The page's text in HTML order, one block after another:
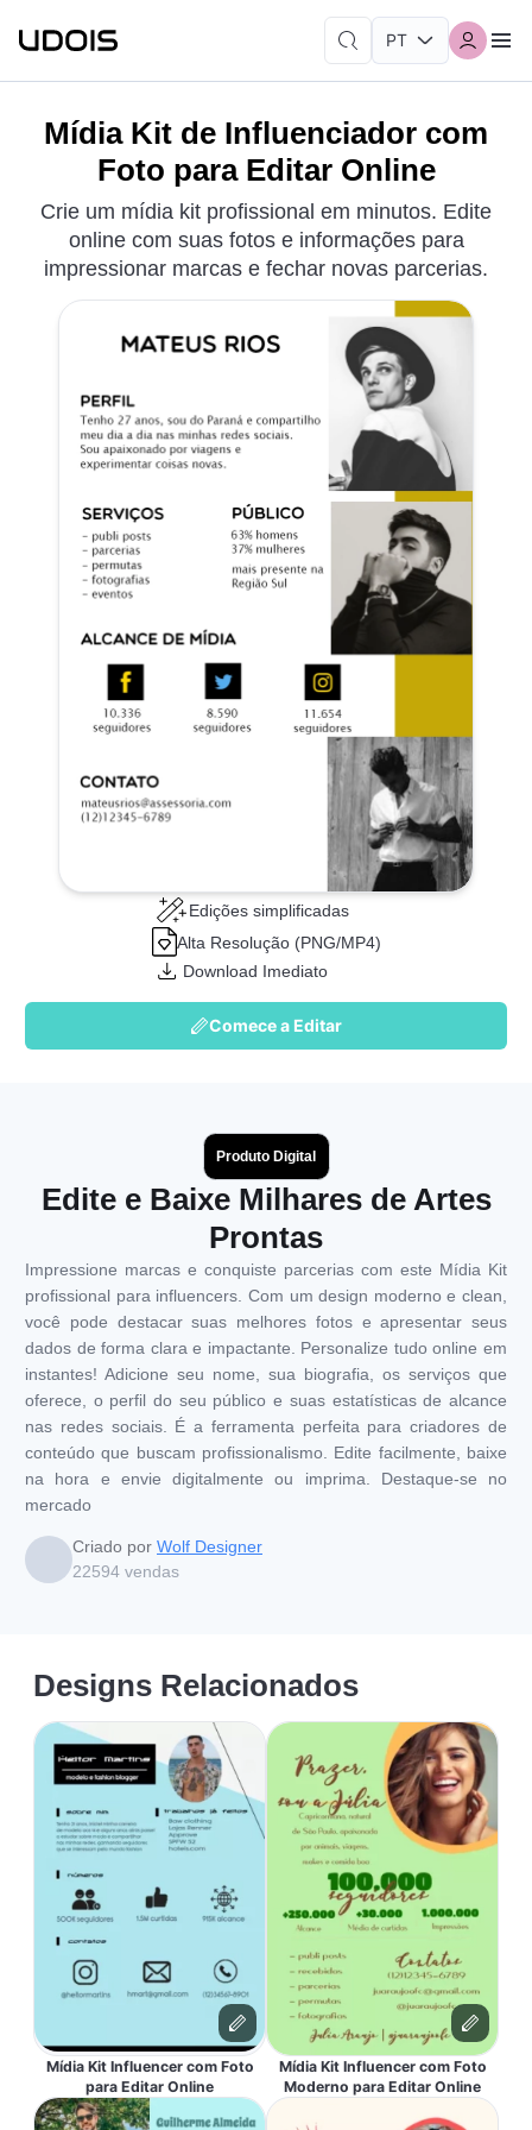
Mídia Kit de Influenciador com
Foto para Editar Online
Crie um mídia kit profissional em minutos. Edite
online com suas fotos e informações para
impressionar marcas e fechar novas parcerias.
Edições simplificadas
Alta Resolução (PNG/MP4)
Download Imediato
Comece a Editar
Produto Digital
Edite e Baixe Milhares de Artes
Prontas
Impressione marcas e conquiste parcerias com este Mídia Kit
profissional para influencers. Com um design moderno e clean,
você pode destacar suas melhores fotos e apresentar seus
dados de forma clara e impactante. Personalize tudo online em
instantes! Adicione seu nome, sua biografia, os serviços que
oferece, o perfil do seu público e suas estatísticas de alcance
nas redes sociais. É a ferramenta perfeita para criadores de
conteúdo que buscam profissionalismo. Edite facilmente, baixe
na hora e envie digitalmente ou imprima. Destaque-se no
mercado
Criado por Wolf Designer
22594 vendas
Designs Relacionados
Mídia Kit Influencer com Foto
para Editar Online
Mídia Kit Influencer com Foto
Moderno para Editar Online